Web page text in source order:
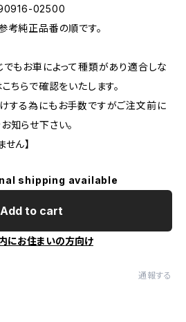
90916-02500
純正品番の順です。
でもお車によって種類があり適合しな
ちらで確認をいたします。
する為にもお手数ですがご注文前に
知らせ下さい。
ん】
shipping available
Add to cart
にお住まいの方向け
通報する